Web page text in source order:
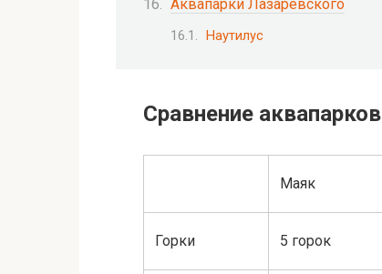
Аквапарки Лазаревского
Наутилус
Сравнение аквапарков
Маяк
Горки 5 горок